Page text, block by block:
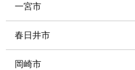
一宮市
春日井市
岡崎市